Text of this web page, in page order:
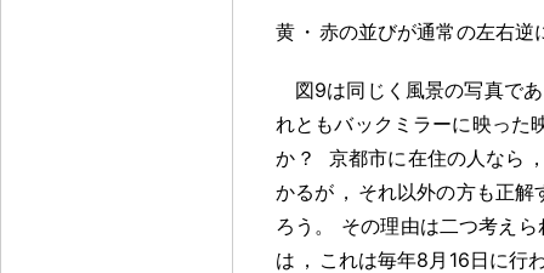
黄 ・ 赤の並びが通常の左右逆
図9は同じく風景の写真で
れともバックミラーに映った
か ？ 京都市に在住の人なら
かるが ， それ以外の方も正解
ろう 。
その理由は二つ考えら
は ， これは毎年8月16日に行